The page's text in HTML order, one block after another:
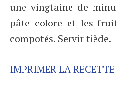
une vingtaine de
pâte colore et les
compotés. Servir tiède.
IMPRIMER LA RECETTE